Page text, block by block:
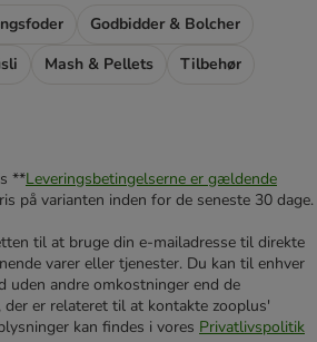
Godbidder & Bolcher
Mash & Pellets
Tilbehør
**Leveringsbetingelserne er gældende
på varianten inden for de seneste 30 dage.
til at bruge din e-mailadresse til direkte
varer eller tjenester. Du kan til enhver
uden andre omkostninger end de
er relateret til at kontakte zooplus'
kan findes i vores Privatlivspolitik